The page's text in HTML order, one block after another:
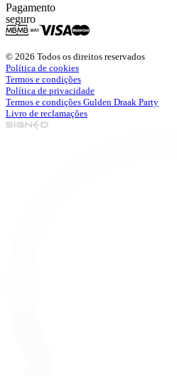
Pagamento
seguro
© 2026 Todos os direitos reservados
Política de cookies
Termos e condições
Política de privacidade
Termos e condições Gulden Draak Party
Livro de reclamações